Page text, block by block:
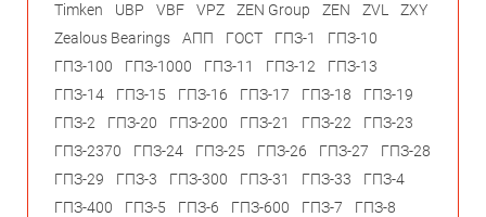
Timken
UBP VBF VPZ ZEN Group ZEN ZVL
ZXY
Zealous Bearings
АПП ГОСТ ГПЗ-1
ГПЗ-10
ГПЗ-100
ГПЗ-1000 ГПЗ-11 ГПЗ-12
ГПЗ-13
ГПЗ-14
ГПЗ-15 ГПЗ-16 ГПЗ-17 ГПЗ-18
ГПЗ-19
ГПЗ-2
ГПЗ-20 ГПЗ-200 ГПЗ-21 ГПЗ-22
ГПЗ-23
ГПЗ-2370
ГПЗ-24 ГПЗ-25 ГПЗ-26 ГПЗ-27
ГПЗ-28
ГПЗ-29
ГПЗ-3 ГПЗ-300 ГПЗ-31 ГПЗ-33
ГПЗ-4
ГПЗ-400
ГПЗ-5 ГПЗ-6 ГПЗ-600 ГПЗ-7
ГПЗ-8